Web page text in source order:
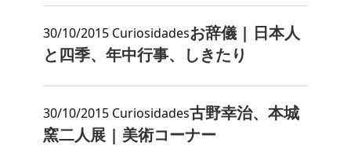
30/10/2015 Curiosidadesお辞儀 | 日本人
と四季、年中行事、しきたり
30/10/2015 Curiosidades古野幸治、本城
窯二人展 | 美術コーナー